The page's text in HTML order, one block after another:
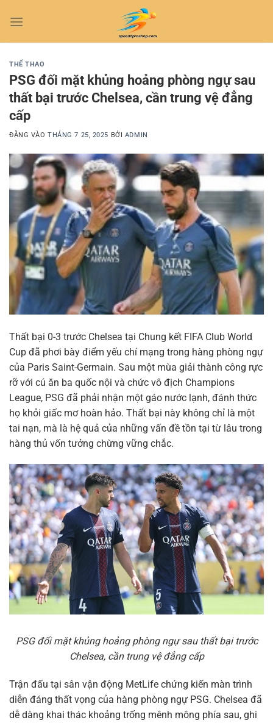
qua
THỂ THAO
PSG đối mặt khủng hoảng phòng ngự sau
thất bại trước Chelsea, cần trung vệ đẳng
cấp
ĐĂNG VÀOTHÁNG 7 25, 2025 BỞI ADMIN
Thất bại 0-3 trước Chelsea tại Chung kết FIFA Club World
Cup đã phơi bày điểm yếu chí mạng trong hàng phòng ngự
của Paris Saint-Germain. Sau một mùa giải thành công rực
rỡ với cú ăn ba quốc nội và chức vô địch Champions
League, PSG đã phải nhận một gáo nước lạnh, đánh thức
họ khỏi giấc mơ hoàn hảo. Thất bại này không chỉ là một
tai nạn, mà là hệ quả của những vấn đề tồn tại từ lâu trong
hàng thủ vốn tưởng chừng vững chắc.
PSG đối mặt khủng hoảng phòng ngự sau thất bại trước
Chelsea, cần trung vệ đẳng cấp
Trận đấu tại sân vận động MetLife chứng kiến màn trình
diễn đáng thất vọng của hàng phòng ngự PSG. Chelsea đã
dễ dàng khai thác khoảng trống mênh mông phía sau, ghi